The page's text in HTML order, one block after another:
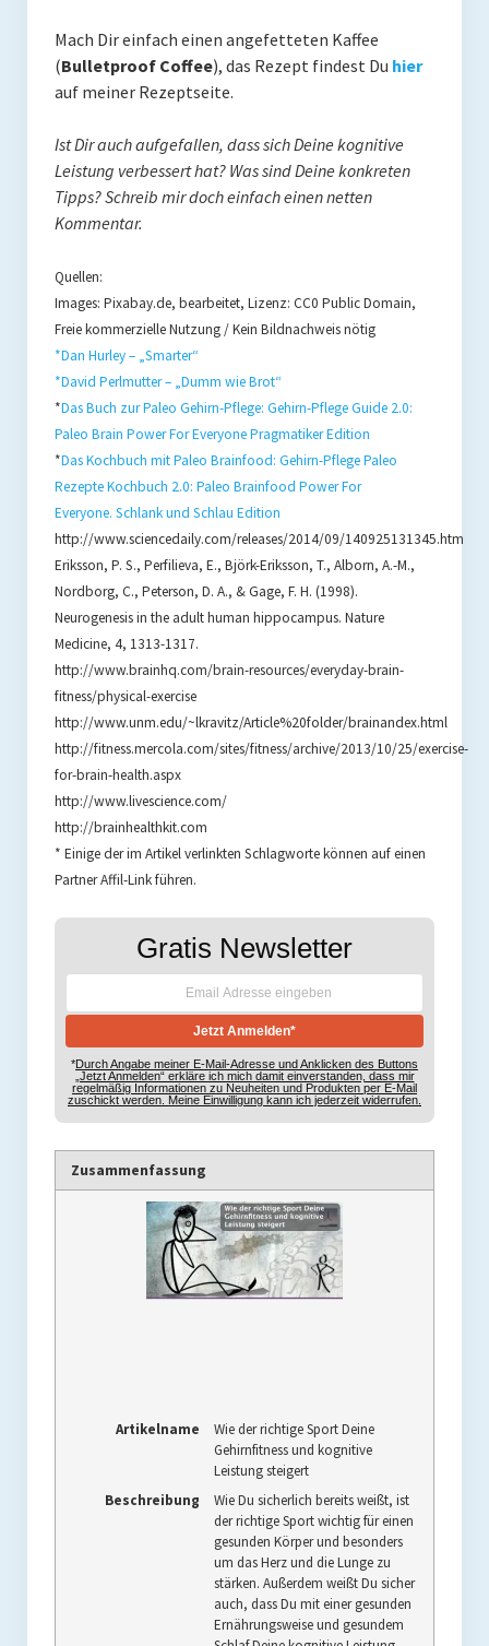
Mach Dir einfach einen angefetteten Kaffee
(Bulletproof Coffee), das Rezept findest Du hier
auf meiner Rezeptseite.
Ist Dir auch aufgefallen, dass sich Deine kognitive
Leistung verbessert hat? Was sind Deine konkreten
Tipps? Schreib mir doch einfach einen netten
Kommentar.
Quellen:
Images: Pixabay.de, bearbeitet, Lizenz: CC0 Public Domain,
Freie kommerzielle Nutzung / Kein Bildnachweis nötig
*Dan Hurley – „Smarter“
*David Perlmutter – „Dumm wie Brot“
*Das Buch zur Paleo Gehirn-Pflege: Gehirn-Pflege Guide 2.0:
Paleo Brain Power For Everyone Pragmatiker Edition
*Das Kochbuch mit Paleo Brainfood: Gehirn-Pflege Paleo
Rezepte Kochbuch 2.0: Paleo Brainfood Power For
Everyone. Schlank und Schlau Edition
http://www.sciencedaily.com/releases/2014/09/140925131345.htm
Eriksson, P. S., Perfilieva, E., Björk-Eriksson, T., Alborn, A.-M.,
Nordborg, C., Peterson, D. A., & Gage, F. H. (1998).
Neurogenesis in the adult human hippocampus. Nature
Medicine, 4, 1313-1317.
http://www.brainhq.com/brain-resources/everyday-brain-
fitness/physical-exercise
http://www.unm.edu/~lkravitz/Article%20folder/brainandex.html
http://fitness.mercola.com/sites/fitness/archive/2013/10/25/exercise-
for-brain-health.aspx
http://www.livescience.com/
http://brainhealthkit.com
* Einige der im Artikel verlinkten Schlagworte können auf einen
Partner Affil-Link führen.
Gratis Newsletter
*Durch Angabe meiner E-Mail-Adresse und Anklicken des Buttons
„Jetzt Anmelden“ erkläre ich mich damit einverstanden, dass mir
regelmäßig Informationen zu Neuheiten und Produkten per E-Mail
zuschickt werden. Meine Einwilligung kann ich jederzeit widerrufen.
Zusammenfassung
Artikelname
Wie der richtige Sport Deine
Gehirnfitness und kognitive
Leistung steigert
Beschreibung
Wie Du sicherlich bereits weißt, ist
der richtige Sport wichtig für einen
gesunden Körper und besonders
um das Herz und die Lunge zu
stärken. Außerdem weißt Du sicher
auch, dass Du mit einer gesunden
Ernährungsweise und gesundem